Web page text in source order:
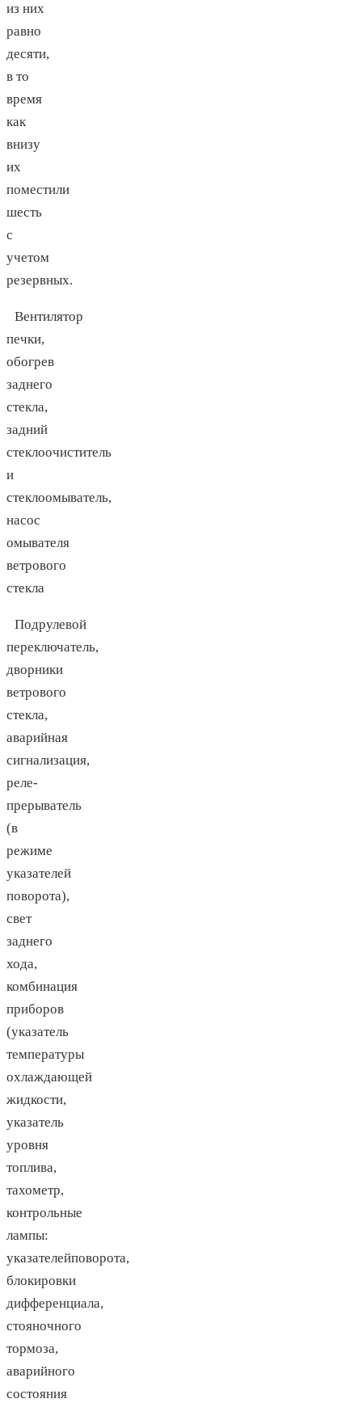
из них
равно
десяти,
в то
время
как
внизу
их
поместили
шесть
с
учетом
резервных.
Вентилятор
печки,
обогрев
заднего
стекла,
задний
стеклоочиститель
и
стеклоомыватель,
насос
омывателя
ветрового
стекла
Подрулевой
переключатель,
дворники
ветрового
стекла,
аварийная
сигнализация,
реле-
прерыватель
(в
режиме
указателей
поворота),
свет
заднего
хода,
комбинация
приборов
(указатель
температуры
охлаждающей
жидкости,
указатель
уровня
топлива,
тахометр,
контрольные
лампы:
указателейповорота,
блокировки
дифференциала,
стояночного
тормоза,
аварийного
состояния